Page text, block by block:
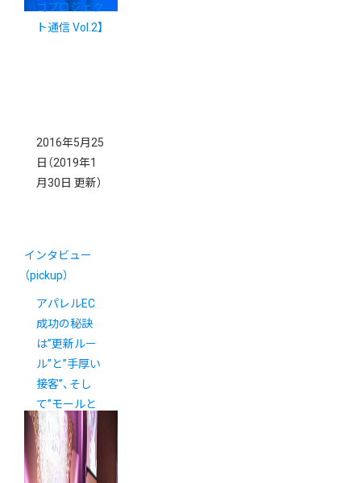
ゴプロジェク
ト通信 Vol.2】
2016年5月25
日 （2019年1
月30日 更新）
インタビュー
（pickup）
アパレルEC
成功の秘訣
は”更新ルー
ル”と”手厚い
接客”、そし
て”モールと
の併用”にあ
り！